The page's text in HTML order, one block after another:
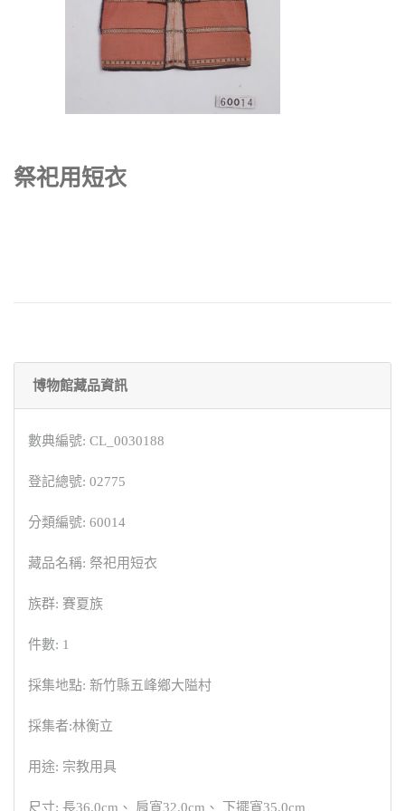
祭祀用短衣
博物館藏品資訊
數典編號: CL_0030188
登記總號: 02775
分類編號: 60014
藏品名稱: 祭祀用短衣
族群: 賽夏族
件數: 1
採集地點: 新竹縣五峰鄉大隘村
採集者:林衡立
用途: 宗教用具
尺寸: 長36.0cm、 肩寬32.0cm、 下擺寬35.0cm